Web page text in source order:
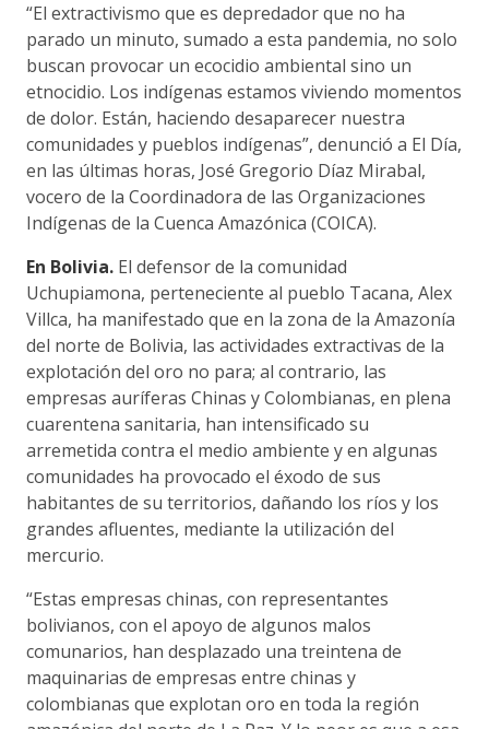
“El extractivismo que es depredador que no ha
parado un minuto, sumado a esta pandemia, no solo
buscan provocar un ecocidio ambiental sino un
etnocidio. Los indígenas estamos viviendo momentos
de dolor. Están, haciendo desaparecer nuestra
comunidades y pueblos indígenas”, denunció a El Día,
en las últimas horas, José Gregorio Díaz Mirabal,
vocero de la Coordinadora de las Organizaciones
Indígenas de la Cuenca Amazónica (COICA).
En Bolivia. El defensor de la comunidad
Uchupiamona, perteneciente al pueblo Tacana, Alex
Villca, ha manifestado que en la zona de la Amazonía
del norte de Bolivia, las actividades extractivas de la
explotación del oro no para; al contrario, las
empresas auríferas Chinas y Colombianas, en plena
cuarentena sanitaria, han intensificado su
arremetida contra el medio ambiente y en algunas
comunidades ha provocado el éxodo de sus
habitantes de su territorios, dañando los ríos y los
grandes afluentes, mediante la utilización del
mercurio.
“Estas empresas chinas, con representantes
bolivianos, con el apoyo de algunos malos
comunarios, han desplazado una treintena de
maquinarias de empresas entre chinas y
colombianas que explotan oro en toda la región